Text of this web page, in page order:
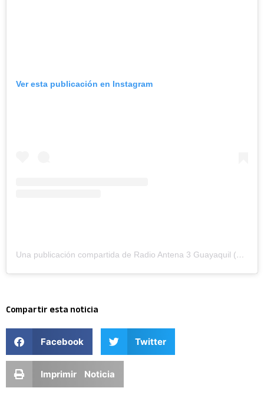
Ver esta publicación en Instagram
Una publicación compartida de Radio Antena 3 Guayaquil (@antena3ecuador)
Compartir esta noticia
Facebook Twitter
Imprimir Noticia